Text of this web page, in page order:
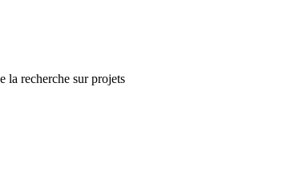
la recherche sur projets